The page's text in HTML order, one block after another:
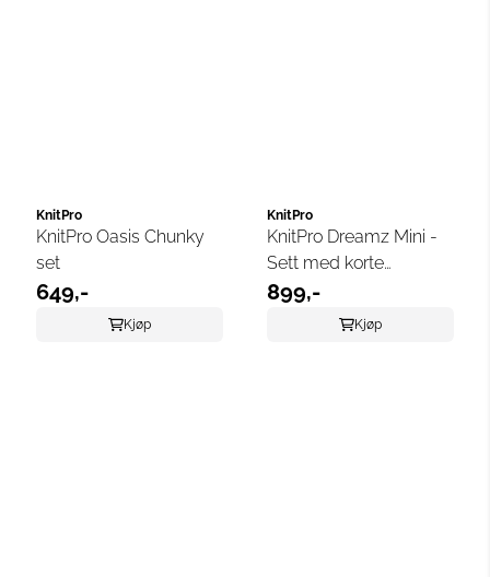
KnitPro
KnitPro Oasis Chunky
set
649,-
Kjøp
KnitPro
KnitPro Dreamz Mini -
Sett med korte
utskiftbare pinner (8
par, 5 cm)
899,-
Kjøp